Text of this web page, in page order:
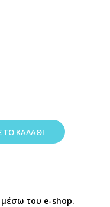
ΚΑΛΆΘΙ
μέσω του e-shop.